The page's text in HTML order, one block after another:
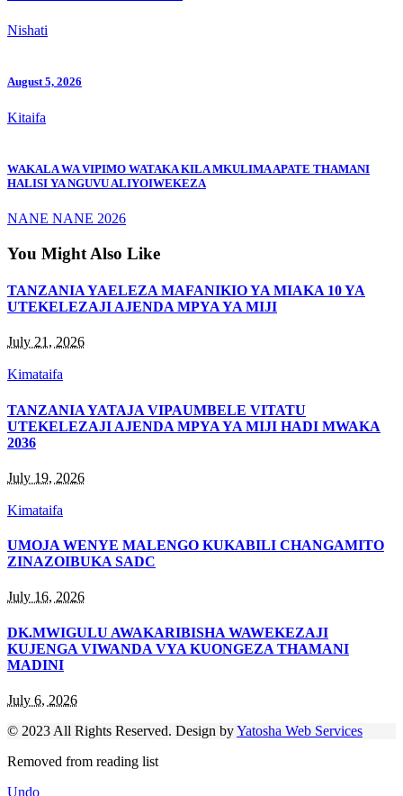
Nishati
August 5, 2026
Kitaifa
WAKALA WA VIPIMO WATAKA KILA MKULIMA APATE THAMANI
HALISI YA NGUVU ALIYOIWEKEZA
NANE NANE 2026
You Might Also Like
TANZANIA YAELEZA MAFANIKIO YA MIAKA 10 YA
UTEKELEZAJI AJENDA MPYA YA MIJI
July 21, 2026
Kimataifa
TANZANIA YATAJA VIPAUMBELE VITATU
UTEKELEZAJI AJENDA MPYA YA MIJI HADI MWAKA
2036
July 19, 2026
Kimataifa
UMOJA WENYE MALENGO KUKABILI CHANGAMITO
ZINAZOIBUKA SADC
July 16, 2026
DK.MWIGULU AWAKARIBISHA WAWEKEZAJI
KUJENGA VIWANDA VYA KUONGEZA THAMANI
MADINI
July 6, 2026
© 2023 All Rights Reserved. Design byYatosha Web Services
Removed from reading list
Undo